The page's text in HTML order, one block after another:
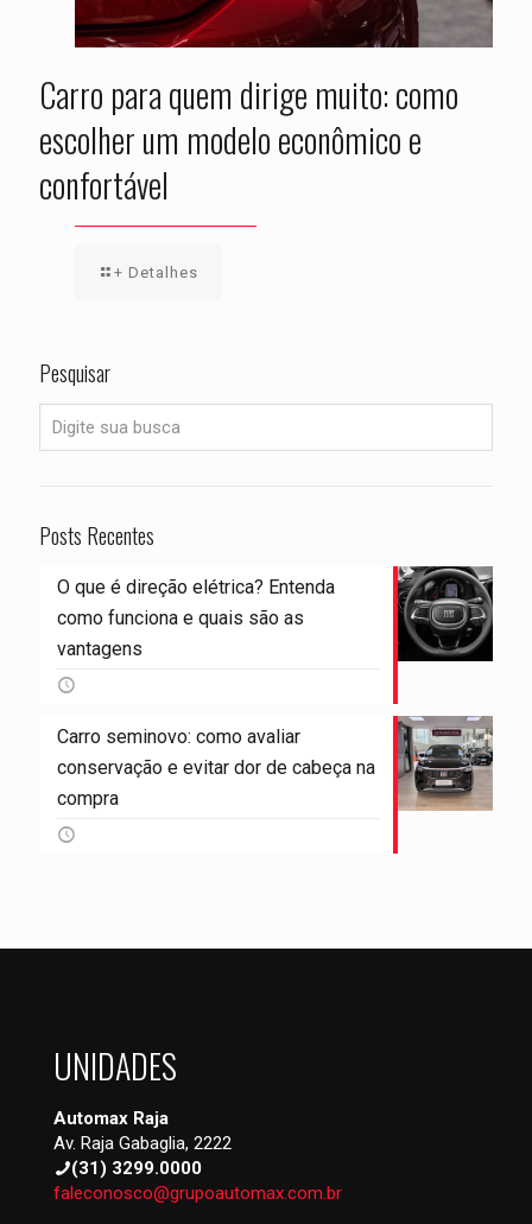
Carro para quem dirige muito: como
escolher um modelo econômico e
confortável
+ Detalhes
Pesquisar
Posts Recentes
O que é direção elétrica? Entenda
como funciona e quais são as
vantagens
Carro seminovo: como avaliar
conservação e evitar dor de cabeça na
compra
UNIDADES
Automax Raja
Av. Raja Gabaglia, 2222
(31) 3299.0000
faleconosco@grupoautomax.com.br